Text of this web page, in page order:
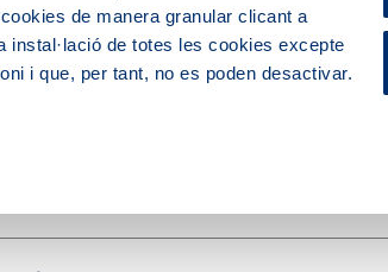
de manera granular clicant a
instal·lació de totes les cookies excepte
i que, per tant, no es poden desactivar.
contracte